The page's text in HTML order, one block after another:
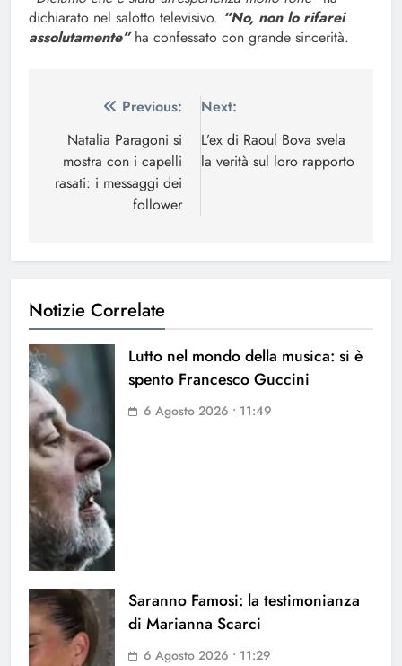
dichiarato nel salotto televisivo. “No, non lo rifarei
assolutamente”ha confessato con grande sincerità.
Navigazione
articoli
Previous:
Natalia Paragoni si
mostra con i capelli
rasati: i messaggi dei
follower
Next:
L’ex di Raoul Bova svela
la verità sul loro rapporto
Notizie Correlate
Lutto nel mondo della musica: si è
spento Francesco Guccini
6 Agosto 2026 • 11:49
Saranno Famosi: la testimonianza
di Marianna Scarci
6 Agosto 2026 • 11:29